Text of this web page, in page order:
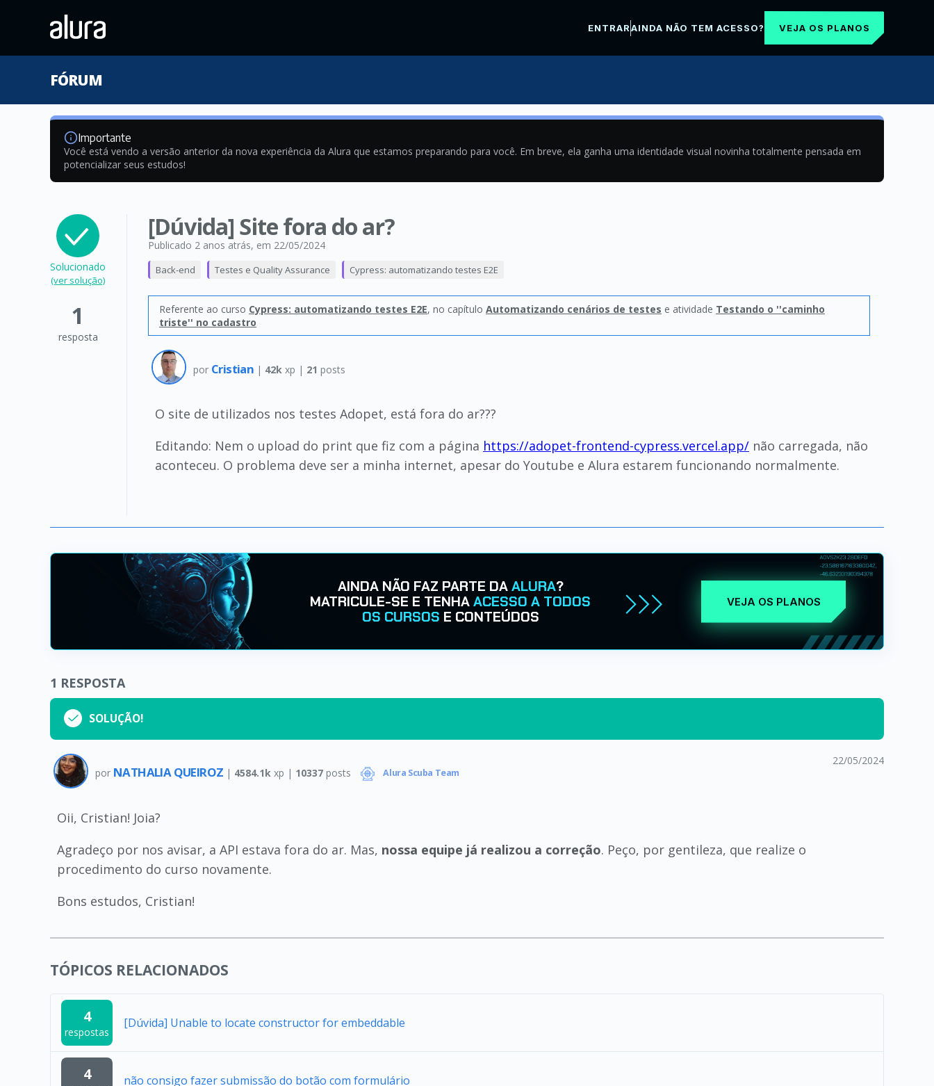
ENTRARAINDA NÃO TEM ACESSO? VEJA OS PLANOS
FÓRUM
Importante
Você está vendo a versão anterior da nova experiência da Alura que estamos preparando para você. Em breve, ela ganha uma identidade visual novinha totalmente pensada em
potencializar seus estudos!
Solucionado
(ver solução)
1
resposta
[Dúvida] Site fora do ar?
Publicado 2 anos atrás, em 22/05/2024
Back-end Testes e Quality Assurance Cypress: automatizando testes E2E
Referente ao curso Cypress: automatizando testes E2E, no capítulo Automatizando cenários de testes e atividade Testando o ''caminho
triste'' no cadastro
por Cristian | 42k xp | 21 posts
O site de utilizados nos testes Adopet, está fora do ar???
Editando: Nem o upload do print que fiz com a página https://adopet-frontend-cypress.vercel.app/ não carregada, não
aconteceu. O problema deve ser a minha internet, apesar do Youtube e Alura estarem funcionando normalmente.
AINDA NÃO FAZ PARTE DAALURA?
MATRICULE-SE E TENHAACESSO A TODOS
OS CURSOS E CONTEÚDOS
VEJA OS PLANOS
1 RESPOSTA
SOLUÇÃO!
por NATHALIA QUEIROZ | 4584.1k xp | 10337posts Alura Scuba Team
22/05/2024
Oii, Cristian! Joia?
Agradeço por nos avisar, a API estava fora do ar. Mas, nossa equipe já realizou a correção. Peço, por gentileza, que realize o
procedimento do curso novamente.
Bons estudos, Cristian!
TÓPICOS RELACIONADOS
4
respostas
[Dúvida] Unable to locate constructor for embeddable
4 não consigo fazer submissão do botão com formulário